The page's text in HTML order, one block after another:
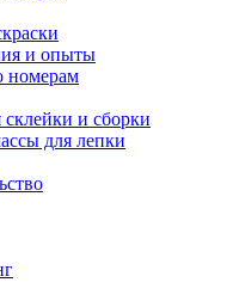
и опыты
номерам
и сборки
для лепки